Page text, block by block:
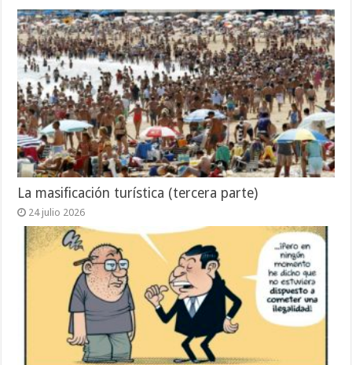
La masificación turística (tercera parte)
24 julio 2026